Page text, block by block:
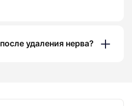
удаления нерва?